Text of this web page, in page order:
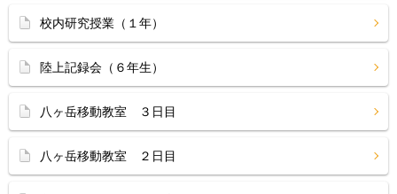
校内研究授業（１年）
陸上記録会（６年生）
八ヶ岳移動教室 ３日目
八ヶ岳移動教室 ２日目